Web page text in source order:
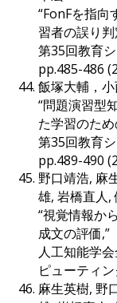
“FonFを指向
習者の誤り
第35回教育
pp.485-486
飯塚大輔，
“問題演習型
た学習のた
第35回教育
pp.489-490
野口靖浩, 麻
雄, 岩橋直人,
“視覚情報か
成文の評価,”
人工知能学
ピューティ
麻生英樹, 野